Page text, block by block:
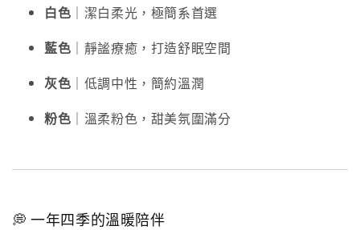
白色 ｜潔白柔光，極簡系首選
藍色 ｜靜謐療癒，打造舒眠空間
灰色 ｜低調中性，簡約溫潤
粉色 ｜溫柔粉色，甜美氛圍滿分
💭 一年四季的溫暖陪伴